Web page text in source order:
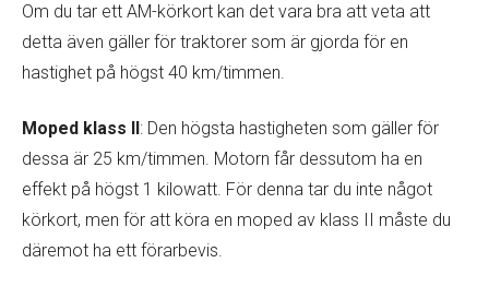
Om du tar ett AM-körkort kan det vara bra att veta att
detta även gäller för traktorer som är gjorda för en
hastighet på högst 40 km/timmen.
Moped klass II: Den högsta hastigheten som gäller för
dessa är 25 km/timmen. Motorn får dessutom ha en
effekt på högst 1 kilowatt. För denna tar du inte något
körkort, men för att köra en moped av klass II måste du
däremot ha ett förarbevis.